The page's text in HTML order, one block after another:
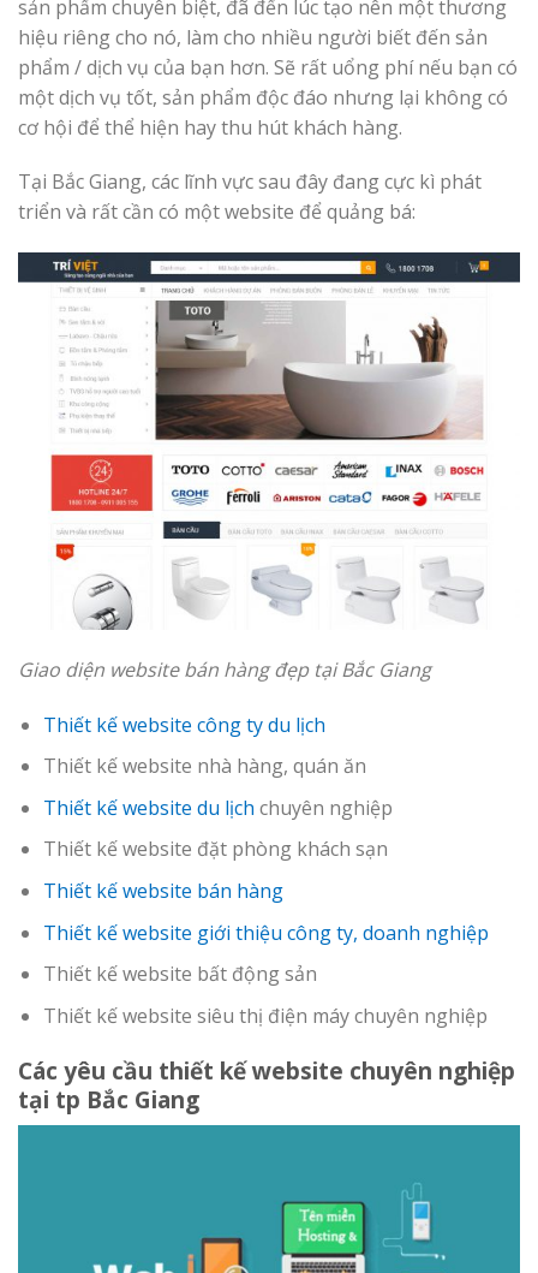
sản phẩm chuyên biệt, đã đến lúc tạo nên một thương
hiệu riêng cho nó, làm cho nhiều người biết đến sản
phẩm / dịch vụ của bạn hơn. Sẽ rất uổng phí nếu bạn có
một dịch vụ tốt, sản phẩm độc đáo nhưng lại không có
cơ hội để thể hiện hay thu hút khách hàng.
Tại Bắc Giang, các lĩnh vực sau đây đang cực kì phát
triển và rất cần có một website để quảng bá:
Giao diện website bán hàng đẹp tại Bắc Giang
Thiết kế website công ty du lịch
Thiết kế website nhà hàng, quán ăn
Thiết kế website du lịch chuyên nghiệp
Thiết kế website đặt phòng khách sạn
Thiết kế website bán hàng
Thiết kế website giới thiệu công ty, doanh nghiệp
Thiết kế website bất động sản
Thiết kế website siêu thị điện máy chuyên nghiệp
Các yêu cầu thiết kế website chuyên nghiệp
tại tp Bắc Giang